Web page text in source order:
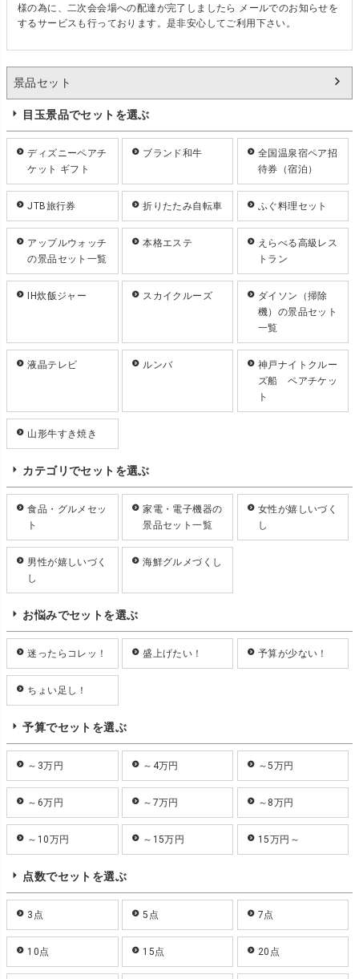
様の為に、二次会会場への配達が完了しましたら メールでのお知らせを
するサービスも行っております。是非安心してご利用下さい。
景品セット
目玉景品でセットを選ぶ
ディズニーペアチ
ケット ギフト
ブランド和牛
全国温泉宿ペア招
待券（宿泊）
JTB旅行券 折りたたみ自転車 ふぐ料理セット
アップルウォッチ
の景品セット一覧
本格エステ
えらべる高級レス
トラン
IH炊飯ジャー スカイクルーズ
ダイソン（掃除
機）の景品セット
一覧
液晶テレビ ルンバ
神戸ナイトクルー
ズ船 ペアチケッ
ト
山形牛すき焼き
カテゴリでセットを選ぶ
食品・グルメセッ
ト
家電・電子機器の
景品セット一覧
女性が嬉しいづく
し
男性が嬉しいづく
し
海鮮グルメづくし
お悩みでセットを選ぶ
迷ったらコレッ！ 盛上げたい！ 予算が少ない！
ちょい足し！
予算でセットを選ぶ
～3万円 ～4万円 ～5万円
～6万円 ～7万円 ～8万円
～10万円 ～15万円 15万円～
点数でセットを選ぶ
3点 5点 7点
10点 15点 20点